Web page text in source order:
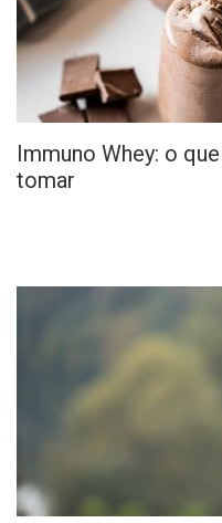
Immuno Whey: o
tomar